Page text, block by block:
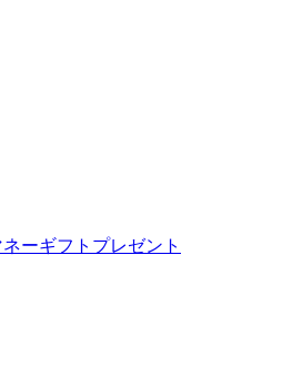
ーギフトプレゼント